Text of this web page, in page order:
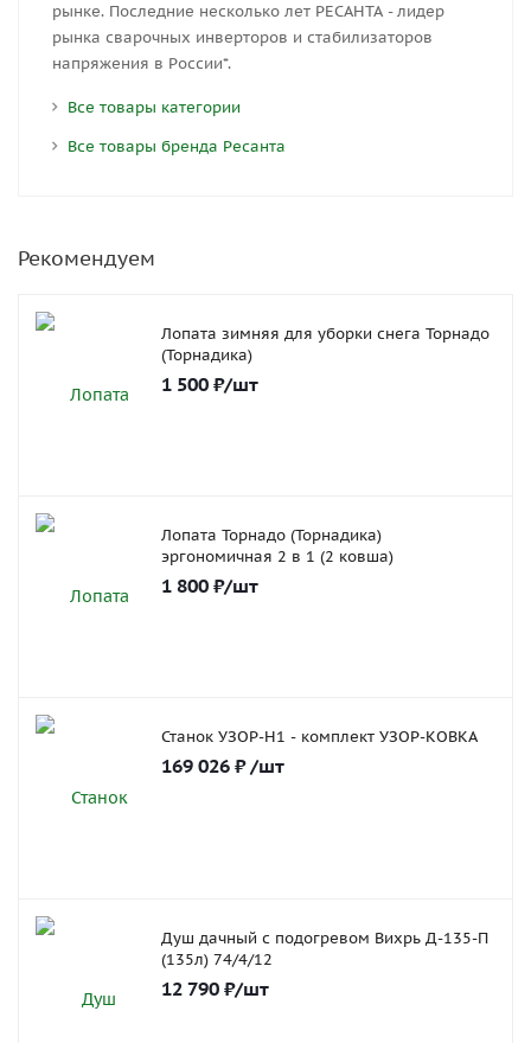
рынке. Последние несколько лет РЕСАНТА - лидер
рынка сварочных инверторов и стабилизаторов
напряжения в России*.
Все товары категории
Все товары бренда Ресанта
Рекомендуем
Лопата зимняя для уборки снега Торнадо
(Торнадика)
1 500 ₽/шт
Лопата Торнадо (Торнадика)
эргономичная 2 в 1 (2 ковша)
1 800 ₽/шт
Станок УЗОР-Н1 - комплект УЗОР-КОВКА
169 026 ₽ /шт
Душ дачный с подогревом Вихрь Д-135-П
(135л) 74/4/12
12 790 ₽/шт